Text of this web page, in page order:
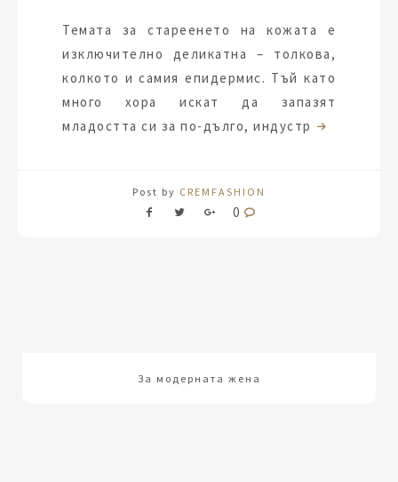
Темата за стареенето на кожата е
изключително деликатна – толкова,
колкото и самия епидермис. Тъй като
много хора искат да запазят
младостта си за по-дълго, индустр
Post by CREMFASHION
0
За модерната жена